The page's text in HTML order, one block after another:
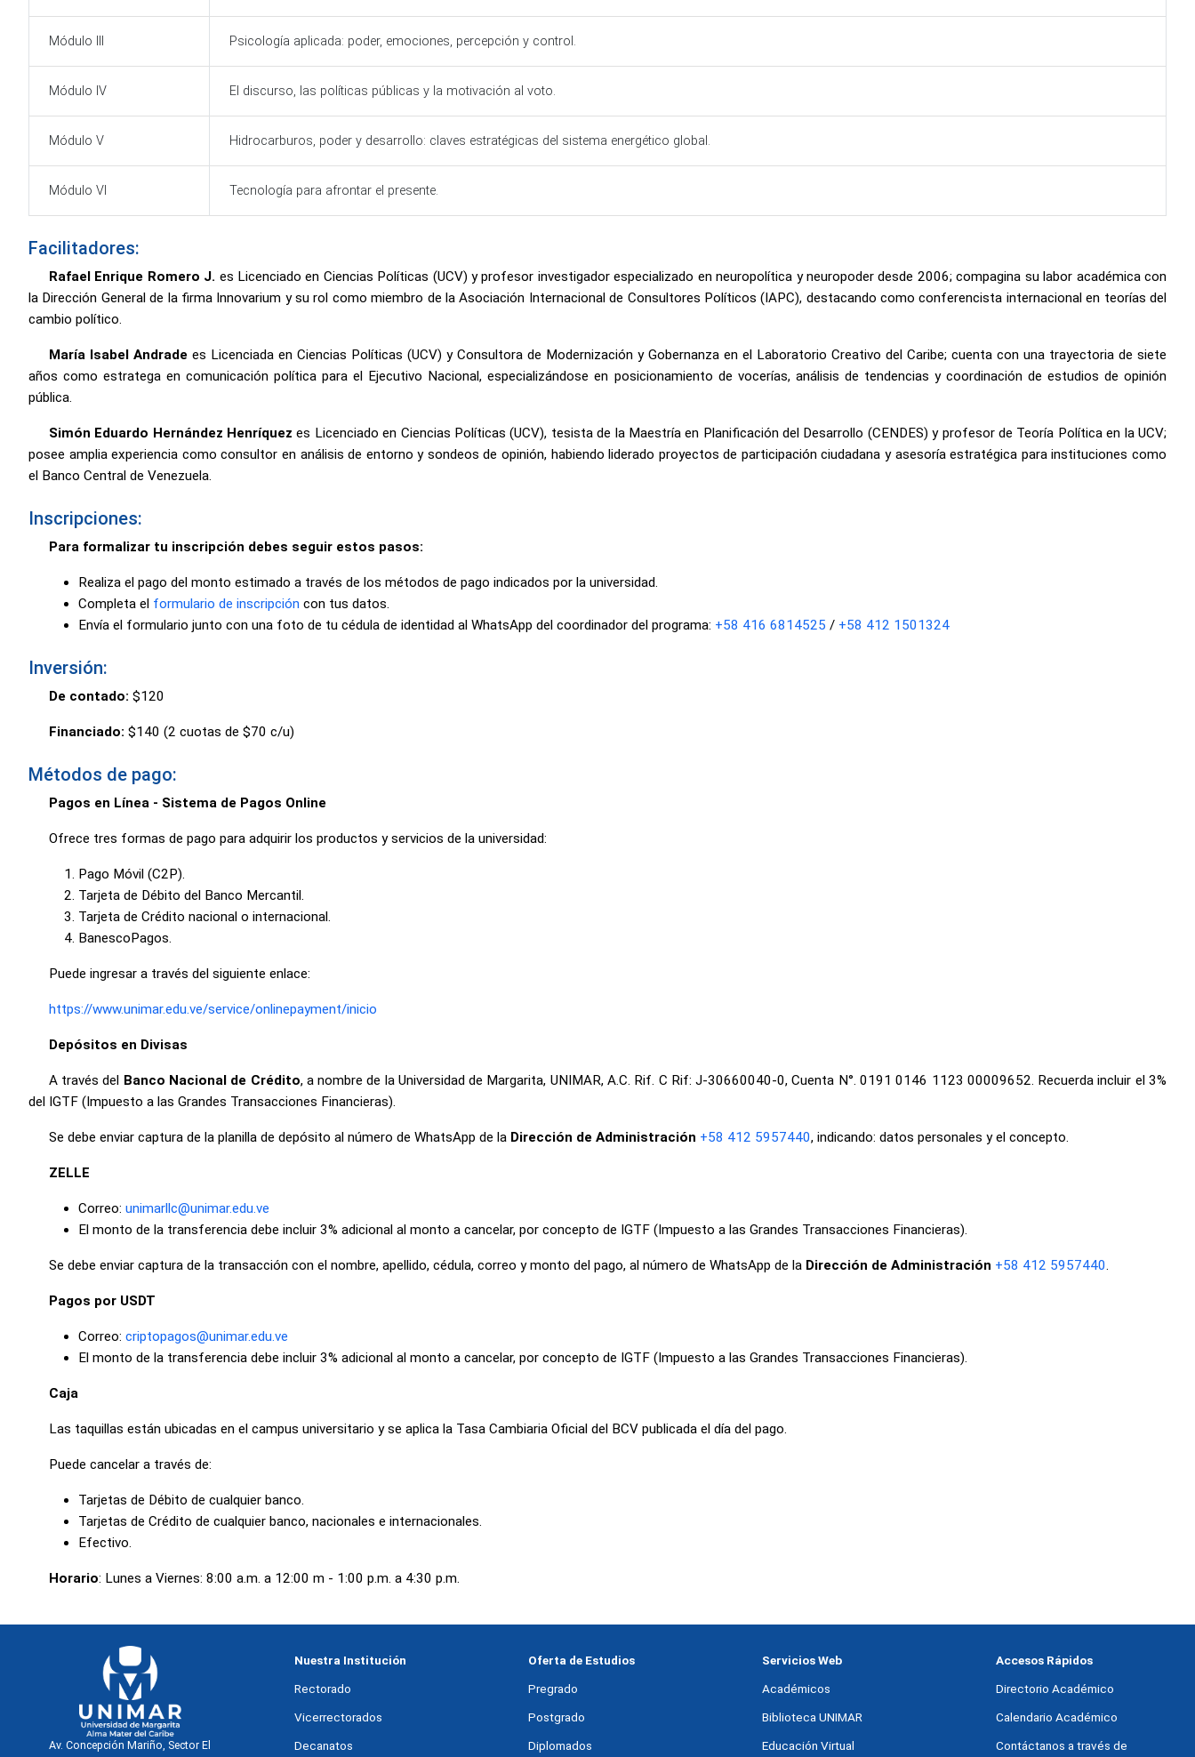
Módulo III Psicología aplicada: poder, emociones, percepción y control.
Módulo IV El discurso, las políticas públicas y la motivación al voto.
Módulo V Hidrocarburos, poder y desarrollo: claves estratégicas del sistema energético global.
Módulo VI Tecnología para afrontar el presente.
Facilitadores:
Rafael Enrique Romero J. es Licenciado en Ciencias Políticas (UCV) y profesor investigador especializado en neuropolítica y neuropoder desde 2006; compagina su labor académica con
la Dirección General de la firma Innovarium y su rol como miembro de la Asociación Internacional de Consultores Políticos (IAPC), destacando como conferencista internacional en teorías del
cambio político.
María Isabel Andradees Licenciada en Ciencias Políticas (UCV) y Consultora de Modernización y Gobernanza en el Laboratorio Creativo del Caribe; cuenta con una trayectoria de siete
años como estratega en comunicación política para el Ejecutivo Nacional, especializándose en posicionamiento de vocerías, análisis de tendencias y coordinación de estudios de opinión
pública.
Simón Eduardo Hernández Henríquez es Licenciado en Ciencias Políticas (UCV), tesista de la Maestría en Planificación del Desarrollo (CENDES) y profesor de Teoría Política en la UCV;
posee amplia experiencia como consultor en análisis de entorno y sondeos de opinión, habiendo liderado proyectos de participación ciudadana y asesoría estratégica para instituciones como
el Banco Central de Venezuela.
Inscripciones:
Para formalizar tu inscripción debes seguir estos pasos:
Realiza el pago del monto estimado a través de los métodos de pago indicados por la universidad.
Completa el formulario de inscripción con tus datos.
Envía el formulario junto con una foto de tu cédula de identidad al WhatsApp del coordinador del programa: +58 416 6814525 / +58 412 1501324
Inversión:
De contado: $120
Financiado: $140 (2 cuotas de $70 c/u)
Métodos de pago:
Pagos en Línea - Sistema de Pagos Online
Ofrece tres formas de pago para adquirir los productos y servicios de la universidad:
Pago Móvil (C2P).
Tarjeta de Débito del Banco Mercantil.
Tarjeta de Crédito nacional o internacional.
BanescoPagos.
Puede ingresar a través del siguiente enlace:
https://www.unimar.edu.ve/service/onlinepayment/inicio
Depósitos en Divisas
A través del Banco Nacional de Crédito, a nombre de la Universidad de Margarita, UNIMAR, A.C. Rif. C Rif: J-30660040-0, Cuenta N°. 0191 0146 1123 00009652. Recuerda incluir el 3%
del IGTF (Impuesto a las Grandes Transacciones Financieras).
Se debe enviar captura de la planilla de depósito al número de WhatsApp de la Dirección de Administración +58 412 5957440, indicando: datos personales y el concepto.
ZELLE
Correo: unimarllc@unimar.edu.ve
El monto de la transferencia debe incluir 3% adicional al monto a cancelar, por concepto de IGTF (Impuesto a las Grandes Transacciones Financieras).
Se debe enviar captura de la transacción con el nombre, apellido, cédula, correo y monto del pago, al número de WhatsApp de la Dirección de Administración +58 412 5957440.
Pagos por USDT
Correo: criptopagos@unimar.edu.ve
El monto de la transferencia debe incluir 3% adicional al monto a cancelar, por concepto de IGTF (Impuesto a las Grandes Transacciones Financieras).
Caja
Las taquillas están ubicadas en el campus universitario y se aplica la Tasa Cambiaria Oficial del BCV publicada el día del pago.
Puede cancelar a través de:
Tarjetas de Débito de cualquier banco.
Tarjetas de Crédito de cualquier banco, nacionales e internacionales.
Efectivo.
Horario: Lunes a Viernes: 8:00 a.m. a 12:00 m - 1:00 p.m. a 4:30 p.m.
Av. Concepción Mariño, Sector El
Nuestra Institución
Rectorado
Vicerrectorados
Decanatos
Oferta de Estudios
Pregrado
Postgrado
Diplomados
Servicios Web
Académicos
Biblioteca UNIMAR
Educación Virtual
Accesos Rápidos
Directorio Académico
Calendario Académico
Contáctanos a través de